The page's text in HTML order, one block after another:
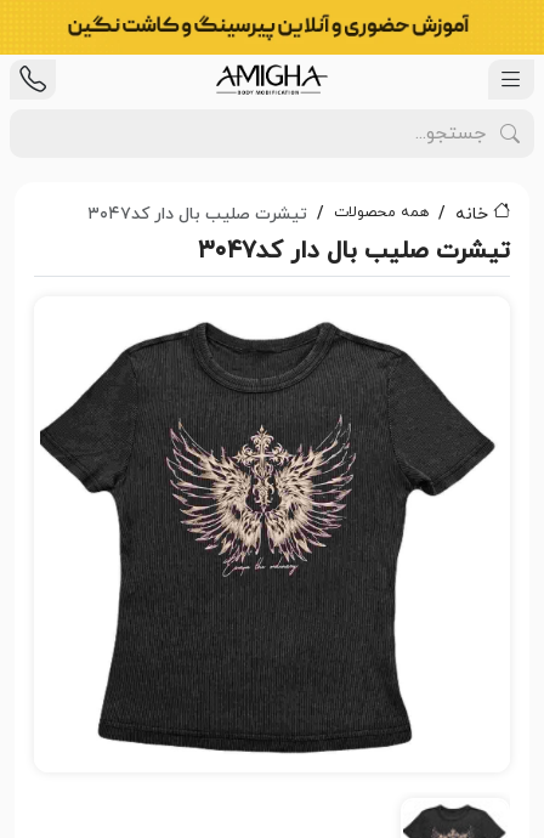
خانه همه محصولات تیشرت صلیب بال دار کد۳۰۴۷
تیشرت صلیب بال دار کد۳۰۴۷